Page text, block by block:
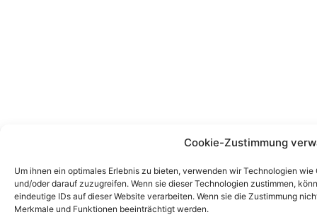
Cookie-Zustimmung
Um ihnen ein optimales Erlebnis zu bieten, verwenden wir Technologien
und/oder darauf zuzugreifen. Wenn sie dieser Technologien zustimmen,
eindeutige IDs auf dieser Website verarbeiten. Wenn sie die Zustimmung
Merkmale und Funktionen beeinträchtigt werden.